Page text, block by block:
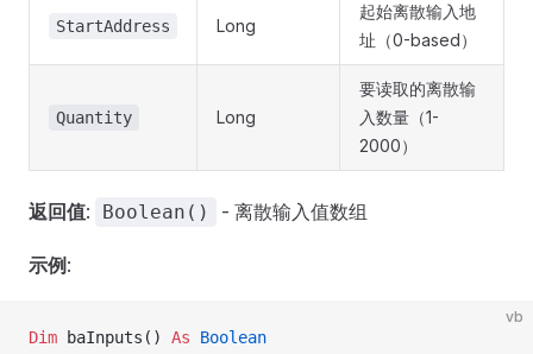
StartAddress Long
起始离散输入地
址（0-based）
Quantity Long
要读取的离散输
入数量（1-
2000）
返回值: Boolean() - 离散输入值数组
示例 :
vb
Dim baInputs() As Boolean